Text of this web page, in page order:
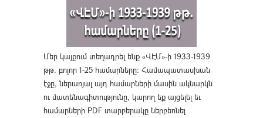
Մեր կայքում տեղադրել ենք «ՎԷՄ»-ի 1933-1939
թթ. բոլոր 1-25 համարները։ Համապատասխան
էջը, ներառյալ այդ համարների մասին ակնարկն
ու մատենագիտությունը, կարող եք այցելել եւ
համարների PDF տարբերակը ներբեռնել